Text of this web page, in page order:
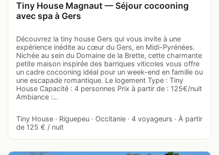
Tiny House Magnaut — Séjour cocooning
avec spa à Gers
Découvrez la tiny house Gers qui vous invite à une
expérience inédite au cœur du Gers, en Midi-Pyrénées.
Nichée au sein du Domaine de la Brette, cette charmante
petite maison inspirée des barriques viticoles vous offre
un cadre cocooning idéal pour un week-end en famille ou
une escapade romantique. Le logement Type : Tiny
House Capacité : 4 personnes Prix à partir de : 125€/nuit
Ambiance :…
Tiny House · Riguepeu · Occitanie · 4 voyageurs · À partir
de 125 € / nuit